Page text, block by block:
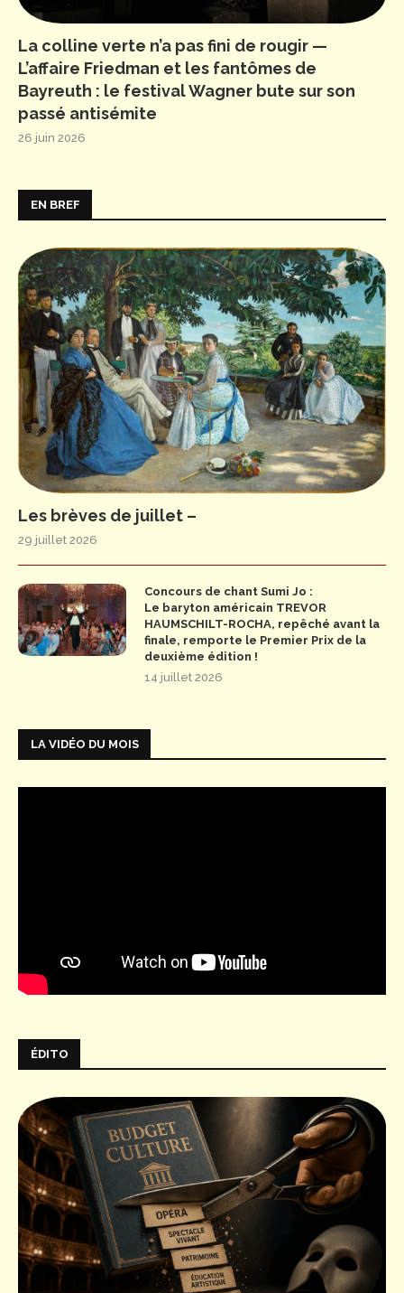
La colline verte n’a pas fini de rougir —
L’affaire Friedman et les fantômes de
Bayreuth : le festival Wagner bute sur son
passé antisémite
26 juin 2026
EN BREF
Les brèves de juillet –
29 juillet 2026
Concours de chant Sumi Jo :
Le baryton américain TREVOR
HAUMSCHILT-ROCHA, repêché avant la
finale, remporte le Premier Prix de la
deuxième édition !
14 juillet 2026
LA VIDÉO DU MOIS
ÉDITO